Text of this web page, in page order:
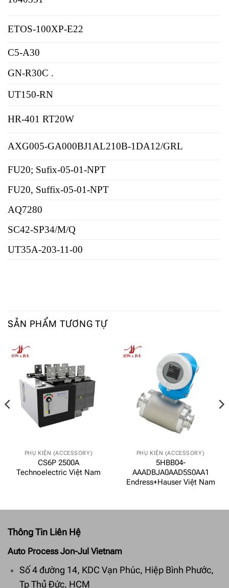
ETOS-100XP-E22
C5-A30
GN-R30C .
UT150-RN
HR-401 RT20W
AXG005-GA000BJ1AL210B-1DA12/GRL
FU20; Sufix-05-01-NPT
FU20, Suffix-05-01-NPT
AQ7280
SC42-SP34/M/Q
UT35A-203-11-00
SẢN PHẨM TƯƠNG TỰ
PHỤ KIỆN (ACCESSORY)
CS6P 2500A
Technoelectric Việt Nam
PHỤ KIỆN (ACCESSORY)
5HBB04-
AAADBJA0AAD5S0AA1
Endress+Hauser Việt Nam
Thông Tin Liên Hệ
Auto Process Jon-Jul Vietnam
Số 4 đường 14, KDC Vạn Phúc, Hiệp Bình Phước,
Tp Thủ Đức, HCM